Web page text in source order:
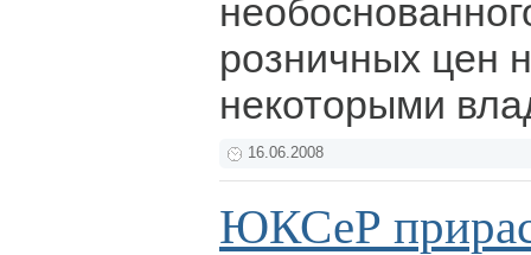
розничных цен
некоторыми
16.06.2008
ЮКСеР